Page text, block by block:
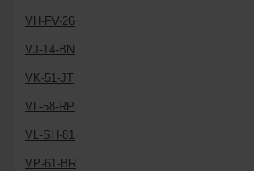
VH-FV-26
VJ-14-BN
VK-51-JT
VL-58-RP
VL-SH-81
VP-61-BR